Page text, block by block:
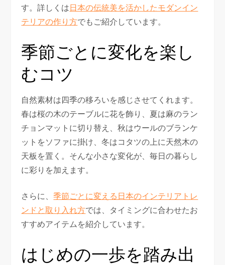
す。詳しくは日本の伝統美を活かしたモダンイン
テリアの作り方でもご紹介しています。
季節ごとに変化を楽し
むコツ
自然素材は四季の移ろいを感じさせてくれます。
春は桜の木のテーブルに花を飾り、夏は麻のラン
チョンマットに切り替え、秋はウールのブランケ
ットをソファに掛け、冬はコタツの上に天然木の
天板を置く。そんな小さな変化が、毎日の暮らし
に彩りを加えます。
さらに、季節ごとに変える日本のインテリアトレ
ンドと取り入れ方では、タイミングに合わせたお
すすめアイテムを紹介しています。
はじめの一歩を踏み出